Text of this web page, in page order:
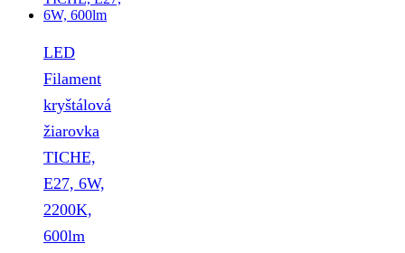
LED
Filament
kryštálová
žiarovka
TICHE,
E27, 6W,
2200K,
600lm